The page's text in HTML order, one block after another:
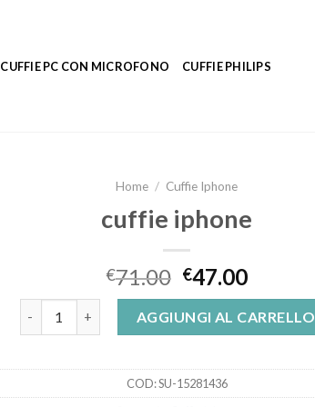
CUFFIE PC CON MICROFONO CUFFIE PHILIPS
Home / Cuffie Iphone
cuffie iphone
€71.00 €47.00
AGGIUNGI AL CARRELLO
COD:SU-15281436